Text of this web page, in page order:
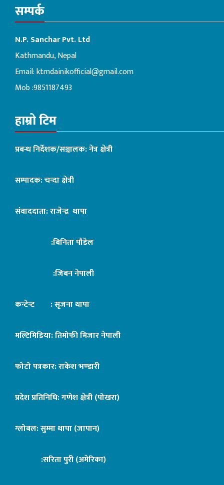
सम्पर्क
N.P. Sanchar Pvt. Ltd
Kathmandu, Nepal
Email:ktmdainikofficial@gmail.com
Mob :9851187493
हाम्रो टिम
प्रबन्ध निर्देशक/सञ्चालक: नेत्र क्षेत्री
सम्पादक: चन्दा क्षेत्री
संवाददाता: राजेन्द्र थापा
:बिनिता पौडेल
:जिबन नेपाली
कन्टेन्ट : सृजना थापा
मल्टिमिडिया: तिमोफी मिजार नेपाली
फोटो पत्रकार: राकेश भण्डारी
प्रदेश प्रतिनिधि: गणेश क्षेत्री (पोखरा)
ग्लोबल: सुम्मा थापा (जापान)
:सरिता पुरी (अमेरिका)